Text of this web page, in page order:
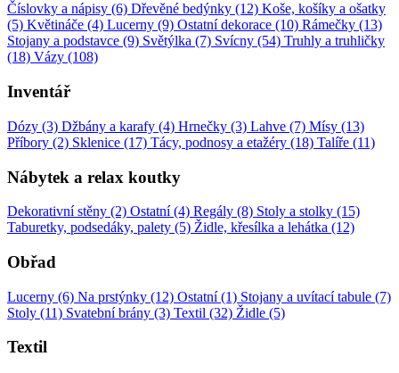
Číslovky a nápisy (6) Dřevěné bedýnky (12) Koše, košíky a ošatky
(5) Květináče (4) Lucerny (9) Ostatní dekorace (10) Rámečky (13)
Stojany a podstavce (9) Světýlka (7) Svícny (54) Truhly a truhličky
(18) Vázy (108)
Inventář
Dózy (3) Džbány a karafy (4) Hrnečky (3) Lahve (7) Mísy (13)
Příbory (2) Sklenice (17) Tácy, podnosy a etažéry (18) Talíře (11)
Nábytek a relax koutky
Dekorativní stěny (2) Ostatní (4) Regály (8) Stoly a stolky (15)
Taburetky, podsedáky, palety (5) Židle, křesílka a lehátka (12)
Obřad
Lucerny (6) Na prstýnky (12) Ostatní (1) Stojany a uvítací tabule (7)
Stoly (11) Svatební brány (3) Textil (32) Židle (5)
Textil